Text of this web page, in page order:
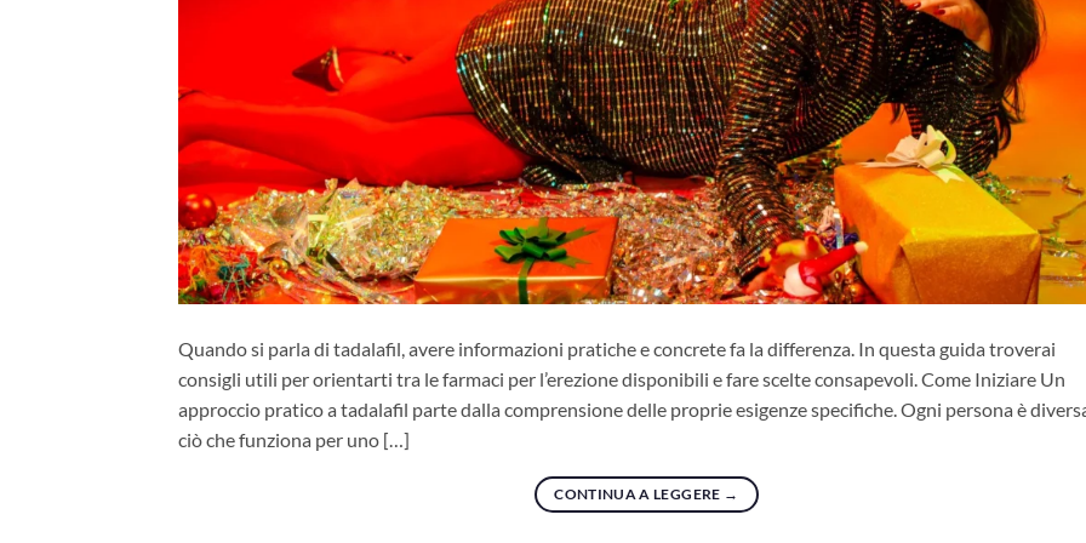
Quando si parla di tadalafil, avere informazioni pratiche e concrete fa la differenza. In questa guida troverai
consigli utili per orientarti tra le farmaci per l’erezione disponibili e fare scelte consapevoli. Come Iniziare Un
approccio pratico a tadalafil parte dalla comprensione delle proprie esigenze specifiche. Ogni persona è
ciò che funziona per uno […]
CONTINUA A LEGGERE →